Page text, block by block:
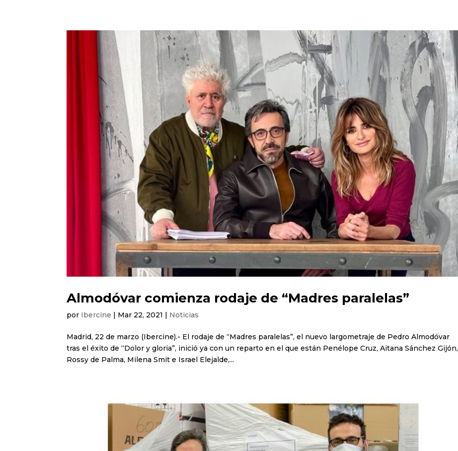
Almodóvar comienza rodaje de “Madres paralelas”
por Ibercine | Mar 22, 2021 | Noticias
Madrid, 22 de marzo (Ibercine).- El rodaje de “Madres paralelas”, el nuevo largometraje de Pedro Almodóvar
tras el éxito de “Dolor y gloria”, inició ya con un reparto en el que están Penélope Cruz, Aitana Sánchez Gijón,
Rossy de Palma, Milena Smit e Israel Elejalde,...